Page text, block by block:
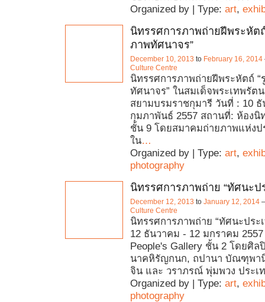
Organized by | Type: art,
นิทรรศการภาพถ่ายฝีพระหัต
ภาพทัศนาจร”
December 10, 2013 to February 16, 2014
Culture Centre
นิทรรศการภาพถ่ายฝีพระหัตถ์ “
ทัศนาจร” ในสมเด็จพระเทพรัต
สยามบรมราชกุมารี วันที่ : 10
กุมภาพันธ์ 2557 สถานที่: ห้องนิ
ชั้น 9 โดยสมาคมถ่ายภาพแห่งป
ใน…
Organized by | Type: art,
photography
นิทรรศการภาพถ่าย “ทัศนะป
December 12, 2013 to January 12, 2014
Culture Centre
นิทรรศการภาพถ่าย “ทัศนะประ
12 ธันวาคม - 12 มกราคม
People's Gallery ชั้น 2 โดย
นาคหิรัญกนก, ถปานา บัณฑุพา
จิน และ วราภรณ์ พุ่มพวง ประเ
Organized by | Type: art,
photography